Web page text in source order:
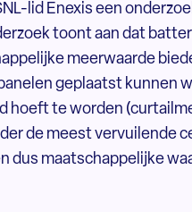
lid Enexis een
toont aan dat
meerwaarde
geplaatst kunnen
hoeft te worden
de meest vervuilende
dus maatschappelijke